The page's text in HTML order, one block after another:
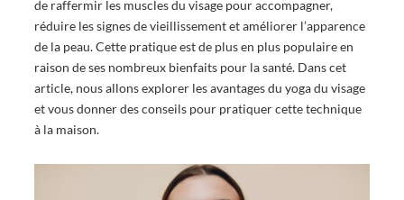
de raffermir les muscles du visage pour accompagner,
réduire les signes de vieillissement et améliorer l’apparence
de la peau. Cette pratique est de plus en plus populaire en
raison de ses nombreux bienfaits pour la santé. Dans cet
article, nous allons explorer les avantages du yoga du visage
et vous donner des conseils pour pratiquer cette technique
à la maison.